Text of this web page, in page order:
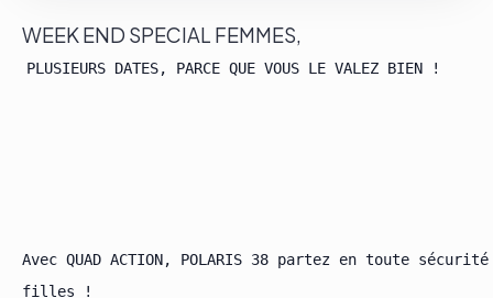
WEEK END SPECIAL FEMMES,
PLUSIEURS DATES, PARCE QUE VOUS LE VALEZ BIEN !
Avec QUAD ACTION, POLARIS 38 partez en toute
filles !